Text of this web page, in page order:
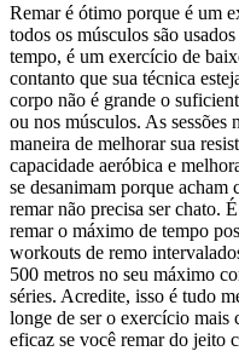
Remar é ótimo porque é um
todos os músculos são
tempo, é um exercício de
contanto que sua técnica
corpo não é grande o
ou nos músculos. As sessões
maneira de melhorar sua
capacidade aeróbica e
se desanimam porque acham
remar não precisa ser chato.
remar o máximo de tempo
workouts de remo
500 metros no seu máximo
séries. Acredite, isso é tudo
longe de ser o exercício mais
eficaz se você remar do jeito